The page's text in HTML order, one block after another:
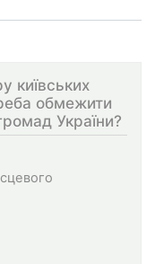
київських
обмежити
України?